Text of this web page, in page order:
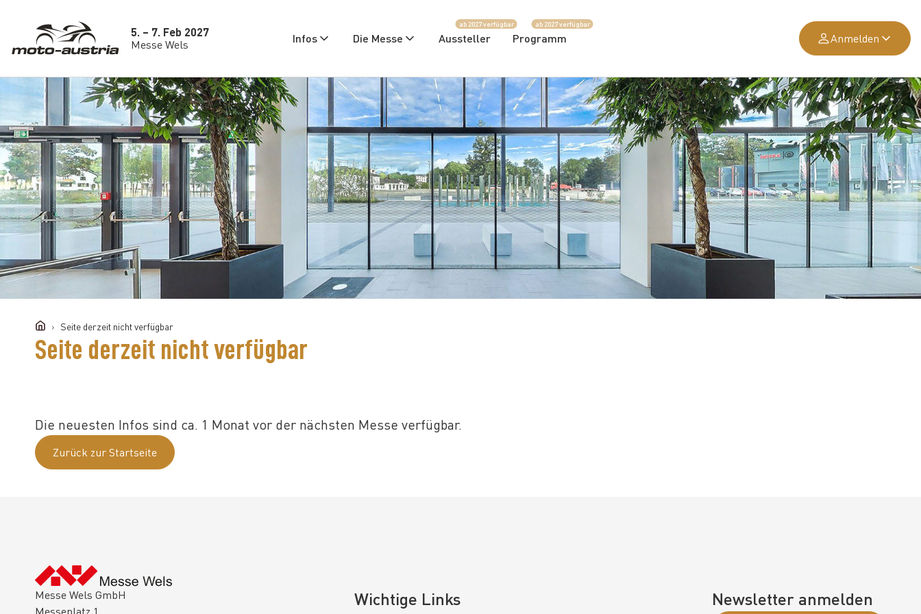
5. – 7. Feb 2027
Messe Wels Infos Die Messe Aussteller
ab 2027 verfügbar
Programm
ab 2027 verfügbar
Anmelden
Seite derzeit nicht verfügbar
Seite derzeit nicht verfügbar
Die neuesten Infos sind ca. 1 Monat vor der nächsten Messe verfügbar.
Zurück zur Startseite
Messe Wels GmbH
Messeplatz 1
Wichtige Links Newsletter anmelden